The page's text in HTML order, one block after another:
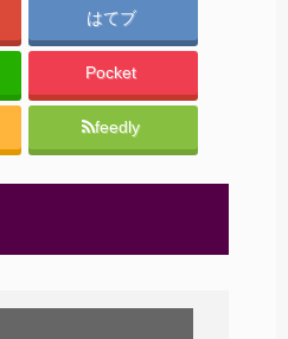
はてブ
Pocket
feedly